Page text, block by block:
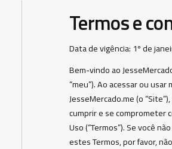
Termos e
Data de vigência: 1º de
Bem-vindo ao
“meu”). Ao acessar ou usar
JesseMercado.me (o
cumprir e se comprometer
Uso (“Termos”). Se você
estes Termos, por favor,